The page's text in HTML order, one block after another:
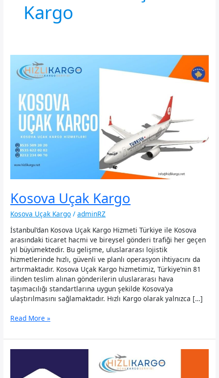
Kargo
Kosova Uçak Kargo
Kosova Uçak Kargo /adminRZ
İstanbul’dan Kosova Uçak Kargo Hizmeti Türkiye ile Kosova
arasındaki ticaret hacmi ve bireysel gönderi trafiği her geçen
yıl büyümektedir. Bu gelişme, uluslararası lojistik
hizmetlerinde hızlı, güvenli ve planlı operasyon ihtiyacını da
artırmaktadır. Kosova Uçak Kargo hizmetimiz, Türkiye’nin 81
ilinden teslim alınan gönderilerin uluslararası hava
taşımacılığı standartlarına uygun şekilde Kosova’ya
ulaştırılmasını sağlamaktadır. Hızlı Kargo olarak yalnızca […]
Kosova
Kargo
Read More »